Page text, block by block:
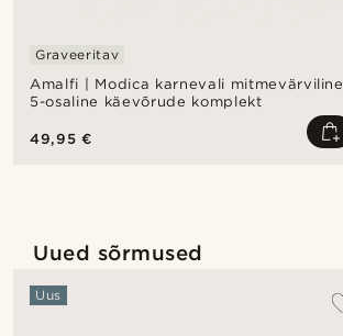
Amalfi | Modica karnevali mitmevärviline
5-osaline käevõrude komplekt
Graveeritav
49,95 €
Uued sõrmused
Uus